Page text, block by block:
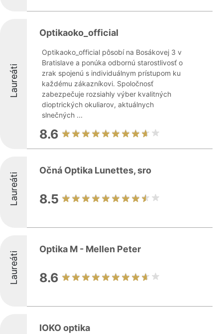
Laureáti
Optikaoko_official
Optikaoko_official pôsobí na Bosákovej 3 v
Bratislave a ponúka odbornú starostlivosť o
zrak spojenú s individuálnym prístupom ku
každému zákazníkovi. Spoločnosť
zabezpečuje rozsiahly výber kvalitných
dioptrických okuliarov, aktuálnych
slnečných ...
8.6
Laureáti
Očná Optika Lunettes, sro
8.5
Laureáti
Optika M - Mellen Peter
8.6
IOKO optika